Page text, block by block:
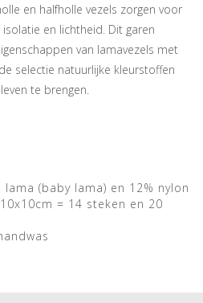
en halfholle vezels zorgen voor
en lichtheid. Dit garen
van lamavezels met
selectie natuurlijke kleurstoffen
te brengen.
lama (baby lama) en 12% nylon
= 14 steken en 20